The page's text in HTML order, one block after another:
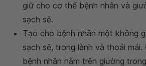
giữ cho cơ thể bệnh nhân và
sạch sẽ.
Tạo cho bệnh nhân một không
sạch sẽ, trong lành và thoải
bệnh nhân nằm trên giường